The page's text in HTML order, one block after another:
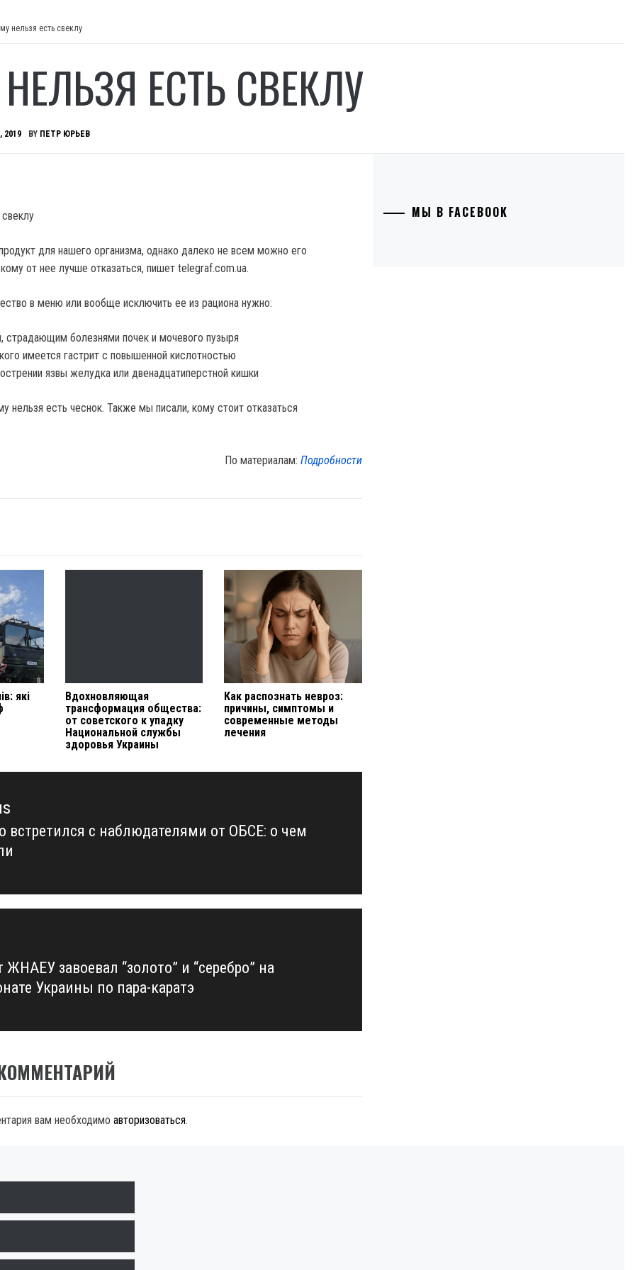
нельзя есть свеклу
ЕСТЬ СВЕКЛУ
2019 BY ПЕТР ЮРЬЕВ
для нашего организма, однако далеко не всем можно его
от нее лучше отказаться, пишет telegraf.com.ua.
в меню или вообще исключить ее из рациона нужно:
болезнями почек и мочевого пузыря
имеется гастрит с повышенной кислотностью
язвы желудка или двенадцатиперстной кишки
нельзя есть чеснок. Также мы писали, кому стоит отказаться
По материалам:Подробности
які
Вдохновляющая
трансформация общества:
от советского к упадку
Национальной службы
здоровья Украины
Как распознать невроз:
причины, симптомы и
современные методы
лечения
встретился с наблюдателями от ОБСЕ: о чем
ЖНАЕУ завоевал “золото” и “серебро” на
Украины по пара-каратэ
вам необходимо авторизоваться.
МЫ В FACEBOOK